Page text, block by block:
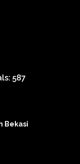
587
Bekasi